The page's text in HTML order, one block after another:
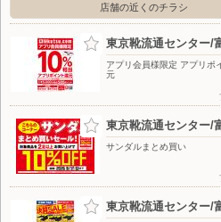
店舗の近くのチラシ
東京靴流通センター/
アプリ会員様限定 アプリポ
元
東京靴流通センター/
サンダルまとめ買い
東京靴流通センター/